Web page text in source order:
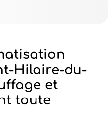
Hilaire-du-
et
toute